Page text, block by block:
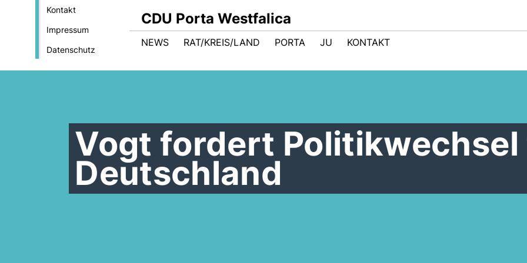
Kontakt
Impressum
Datenschutz
CDU Porta Westfalica
NEWS RAT/KREIS/LAND PORTA JU KONTAKT
Vogt fordert
Deutschland